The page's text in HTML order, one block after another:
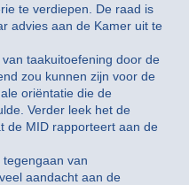
te verdiepen. De raad is
advies aan de Kamer uit te
taakuitoefening door de
zou kunnen zijn voor de
oriëntatie die de
Verder leek het de
de MID rapporteert aan de
van
aandacht aan de